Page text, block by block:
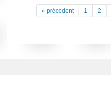
« précedent 1 2